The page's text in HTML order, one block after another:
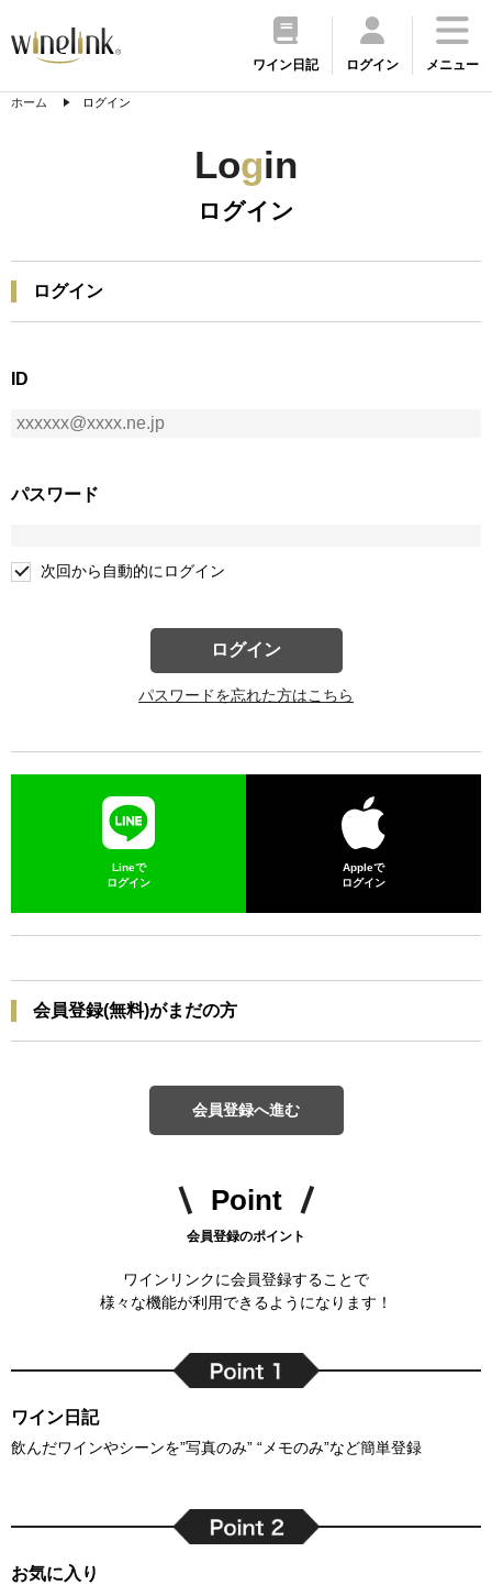
ワイン日記 ログイン メニュー
ホーム ログイン
Login
ログイン
ログイン
ID
パスワード
次回から自動的にログイン
ログイン
パスワードを忘れた方はこちら
Lineで
ログイン
Appleで
ログイン
会員登録(無料)がまだの方
会員登録へ進む
Point
会員登録のポイント
ワインリンクに会員登録することで
様々な機能が利用できるようになります！
ワイン日記
飲んだワインやシーンを”写真のみ” “メモのみ”など簡単登録
お気に入り